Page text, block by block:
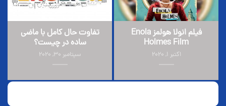
فیلم انولا هولمز Enola
Holmes Film
اکتبر 1, 2020
تفاوت حال کامل با ماضی
ساده در چیست؟
سپتامبر 30, 2020